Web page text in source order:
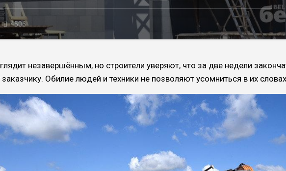
4506
незавершённым, но строители уверяют, что за две недели
заказчику. Обилие людей и техники не позволяют усомниться в их